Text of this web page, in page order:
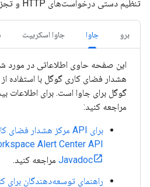
تنظیم دستی درخواست‌های HTTP و تجزیه پاسخ‌ها را از بین می‌برند.
برو جاوا جاوا اسکریپت
گوگل برای جاوا است. برای اطلاعات
مراجعه کنید:
Javadoc مراجعه کنید.
راهنمای توسعه‌دهندگان برای